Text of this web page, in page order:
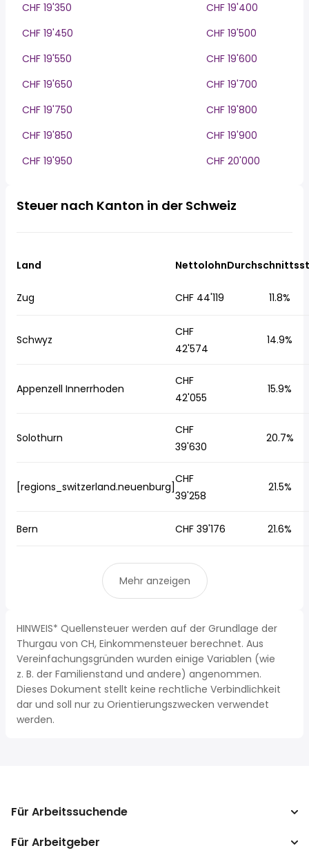
CHF 19'350
CHF 19'400
CHF 19'450
CHF 19'500
CHF 19'550
CHF 19'600
CHF 19'650
CHF 19'700
CHF 19'750
CHF 19'800
CHF 19'850
CHF 19'900
CHF 19'950
CHF 20'000
Steuer nach Kanton in der Schweiz
Land Nettolohn
Zug CHF 44'119 11.8%
Schwyz
CHF
42'574
14.9%
Appenzell Innerrhoden
CHF
42'055
15.9%
Solothurn
CHF
39'630
20.7%
[regions_switzerland.neuenburg]
CHF
39'258
21.5%
Bern CHF 39'176 21.6%
Mehr anzeigen
HINWEIS* Quellensteuer werden auf der Grundlage der
Thurgau von CH, Einkommensteuer berechnet. Aus
Vereinfachungsgründen wurden einige Variablen (wie
z. B. der Familienstand und andere) angenommen.
Dieses Dokument stellt keine rechtliche Verbindlichkeit
dar und soll nur zu Orientierungszwecken verwendet
werden.
Für Arbeitssuchende
Jobs suchen
Für Arbeitgeber